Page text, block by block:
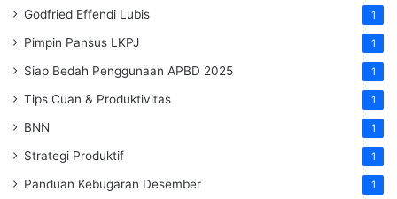
Godfried Effendi Lubis 1
Pimpin Pansus LKPJ 1
Siap Bedah Penggunaan APBD 2025 1
Tips Cuan & Produktivitas 1
BNN 1
Strategi Produktif 1
Panduan Kebugaran Desember 1